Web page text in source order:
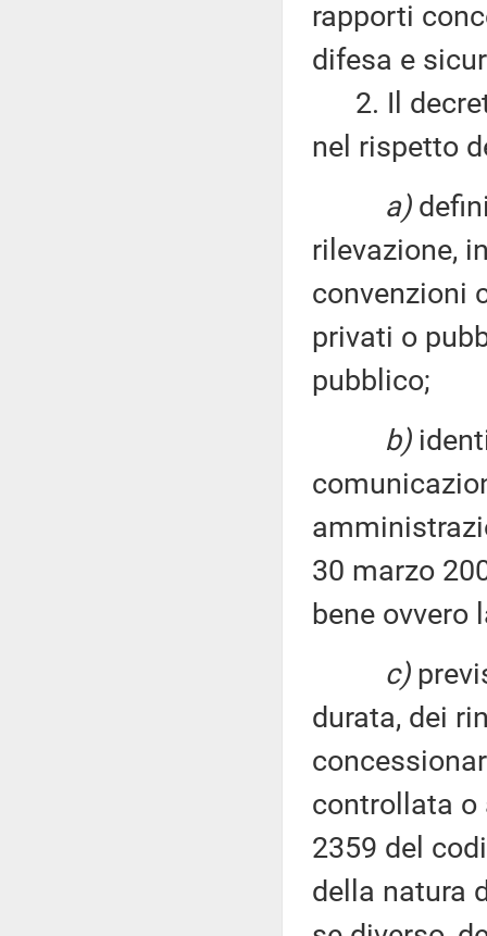
rapporti
difesa e
2. Il
nel rispetto
a)
rilevazione,
convenzioni
privati o
pubblico;
b)
30 marzo
bene ovvero
c)
durata, dei
controllata o
2359 del
della natura